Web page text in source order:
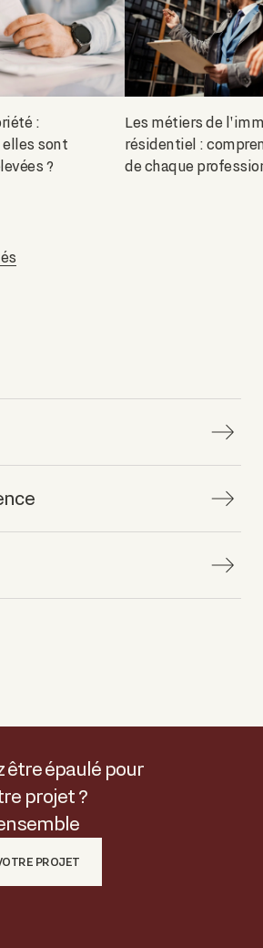
:
sont
?
Les métiers de
résidentiel :
de chaque
être épaulé pour
projet ?
PROJET